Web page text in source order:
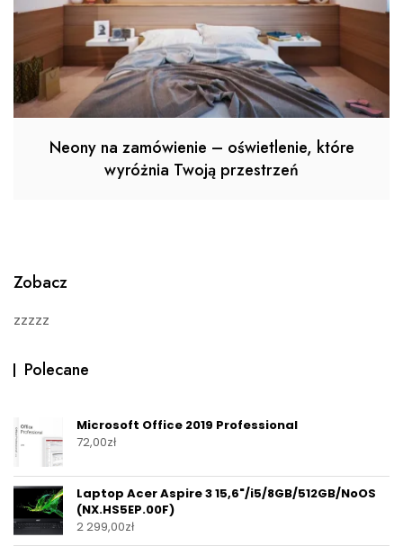
Neony na zamówienie – oświetlenie, które
wyróżnia Twoją przestrzeń
Zobacz
zzzzz
Polecane
Microsoft Office 2019 Professional
72,00zł
Laptop Acer Aspire 3 15,6"/i5/8GB/512GB/NoOS
(NX.HS5EP.00F)
2 299,00zł